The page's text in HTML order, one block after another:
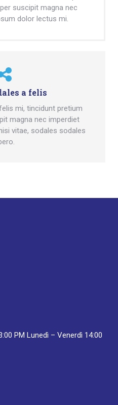
suscipit magna nec
dolor lectus mi.
a felis
mi, tincidunt pretium
magna nec imperdiet
vitae, sodales sodales
PM Lunedì – Venerdì 14:00